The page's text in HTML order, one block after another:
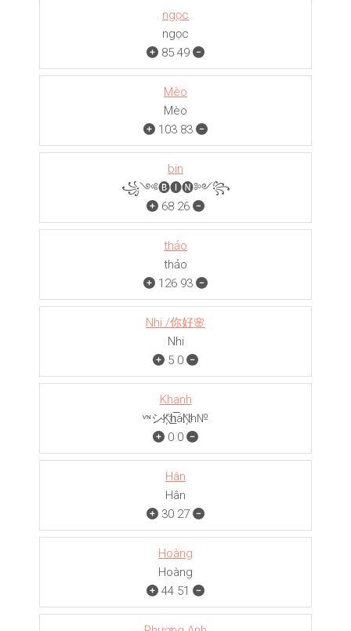
ngọc
ngọc
85 49
Mèo
Mèo
103 83
bin
꧁༺🅑🅘🅝༻꧂
68 26
thảo
thảo
126 93
Nhi /你好🌸
Nhi
5 0
Khanh
ᵛᶰシK҉h̲̅áN҉h№
0 0
Hân
Hân
30 27
Hoàng
Hoàng
44 51